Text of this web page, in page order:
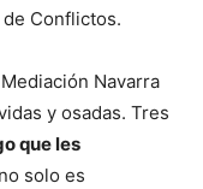
Conflictos.
Navarra
y osadas. Tres
que les
solo es